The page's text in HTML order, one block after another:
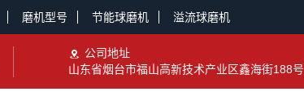
磨机型号 节能球磨机 溢流球磨机
公司地址
山东省烟台市福山高新技术产业区鑫海街188号